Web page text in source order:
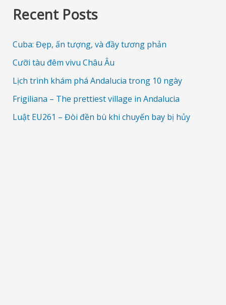
Recent Posts
Cuba: Đẹp, ấn tượng, và đầy tương phản
Cưỡi tàu đêm vivu Châu Âu
Lịch trình khám phá Andalucia trong 10 ngày
Frigiliana – The prettiest village in Andalucia
Luật EU261 – Đòi đền bù khi chuyến bay bị hủy